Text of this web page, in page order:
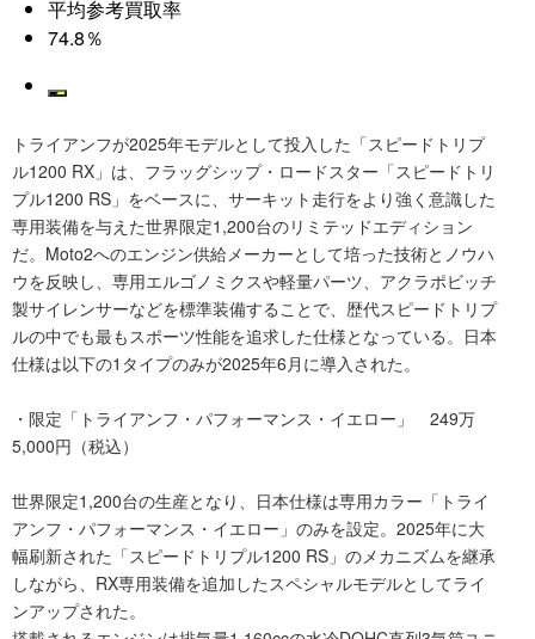
平均参考買取率
74.8％
トライアンフが2025年モデルとして投入した「スピードトリプ
ル1200 RX」は、フラッグシップ・ロードスター「スピードトリ
プル1200 RS」をベースに、サーキット走行をより強く意識した
専用装備を与えた世界限定1,200台のリミテッドエディション
だ。Moto2へのエンジン供給メーカーとして培った技術とノウハ
ウを反映し、専用エルゴノミクスや軽量パーツ、アクラポビッチ
製サイレンサーなどを標準装備することで、歴代スピードトリプ
ルの中でも最もスポーツ性能を追求した仕様となっている。日本
仕様は以下の1タイプのみが2025年6月に導入された。
・限定「トライアンフ・パフォーマンス・イエロー」 249万
5,000円（税込）
世界限定1,200台の生産となり、日本仕様は専用カラー「トライ
アンフ・パフォーマンス・イエロー」のみを設定。2025年に大
幅刷新された「スピードトリプル1200 RS」のメカニズムを継承
しながら、RX専用装備を追加したスペシャルモデルとしてライ
ンアップされた。